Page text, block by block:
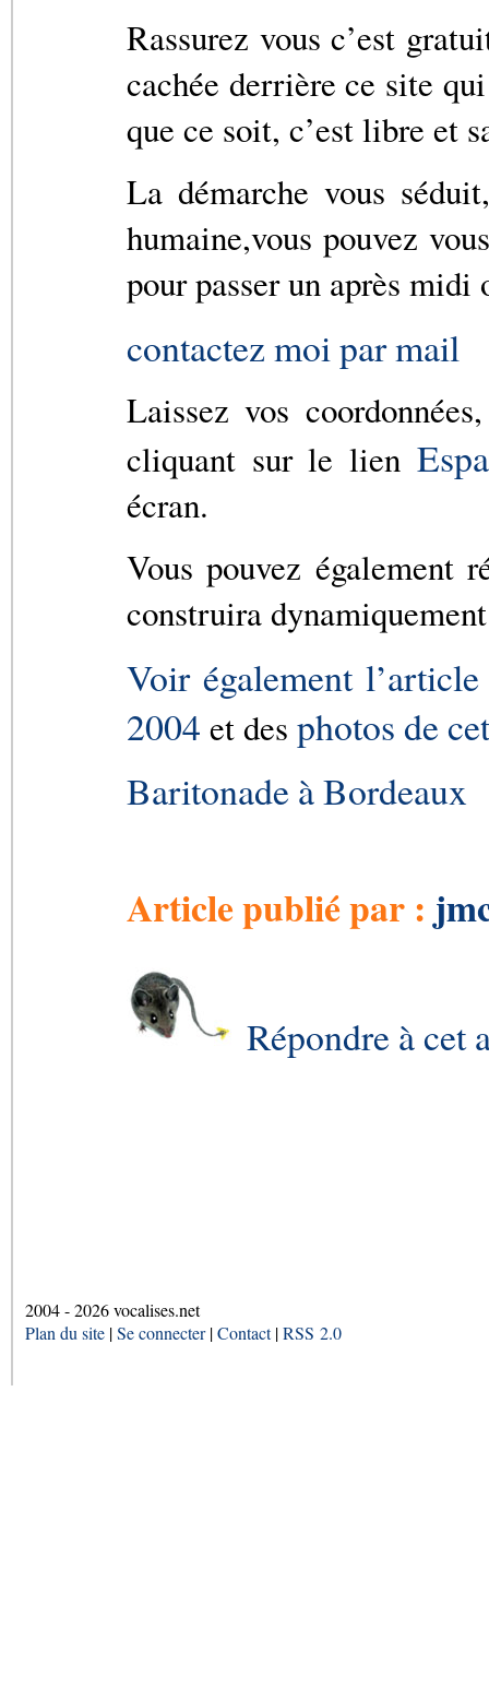
Rassurez vous c’est
cachée derrière ce site
que ce soit, c’est libre et
La démarche vous
humaine,vous pouvez
pour passer un après midi
contactez moi par mail
Laissez vos
cliquant sur le lien
écran.
Vous pouvez
construira
Voir également
2004 et des photos de
Baritonade à Bordeaux
Article publié par :
Répondre à cet
2004 - 2026 vocalises.net
Plan du site |Se connecter|Contact|RSS 2.0